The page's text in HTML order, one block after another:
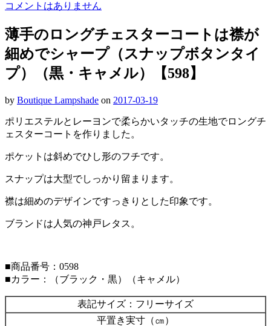
コメントはありません
薄手のロングチェスターコートは襟が
細めでシャープ（スナップボタンタイ
プ）（黒・キャメル）【598】
by Boutique Lampshade on 2017-03-19
ポリエステルとレーヨンで柔らかいタッチの生地でロングチ
ェスターコートを作りました。
ポケットは斜めでひし形のフチです。
スナップは大型でしっかり留まります。
襟は細めのデザインですっきりとした印象です。
ブランドは人気の神戸レタス。
■商品番号：0598
■カラー：（ブラック・黒）（キャメル）
表記サイズ：フリーサイズ
平置き実寸（㎝）